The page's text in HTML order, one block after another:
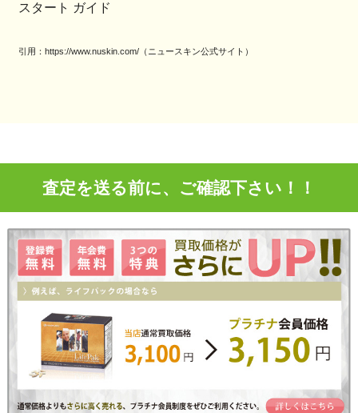
スタート ガイド
引用：https://www.nuskin.com/（ニュースキン公式サイト）
査定を送る前に、ご確認下さい！！